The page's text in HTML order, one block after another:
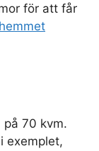
för att får
på 70 kvm.
exemplet,